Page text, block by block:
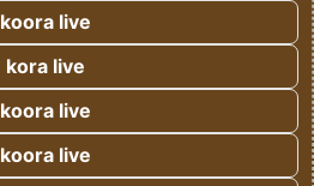
koora live
kora live
koora live
koora live